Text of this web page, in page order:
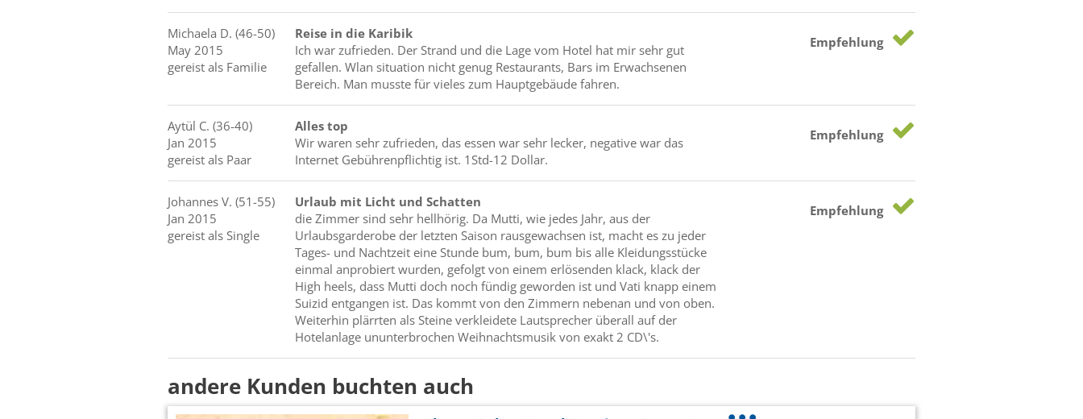
Michaela D. (46-50)
May 2015
gereist als Familie
Reise in die Karibik
Ich war zufrieden. Der Strand und die Lage vom Hotel hat mir sehr gut
gefallen. Wlan situation nicht genug Restaurants, Bars im Erwachsenen
Bereich. Man musste für vieles zum Hauptgebäude fahren.
Empfehlung
Aytül C. (36-40)
Jan 2015
gereist als Paar
Alles top
Wir waren sehr zufrieden, das essen war sehr lecker, negative war das
Internet Gebührenpflichtig ist. 1Std-12 Dollar.
Empfehlung
Johannes V. (51-55)
Jan 2015
gereist als Single
Urlaub mit Licht und Schatten
die Zimmer sind sehr hellhörig. Da Mutti, wie jedes Jahr, aus der
Urlaubsgarderobe der letzten Saison rausgewachsen ist, macht es zu jeder
Tages- und Nachtzeit eine Stunde bum, bum, bum bis alle Kleidungsstücke
einmal anprobiert wurden, gefolgt von einem erlösenden klack, klack der
High heels, dass Mutti doch noch fündig geworden ist und Vati knapp einem
Suizid entgangen ist. Das kommt von den Zimmern nebenan und von oben.
Weiterhin plärrten als Steine verkleidete Lautsprecher überall auf der
Hotelanlage ununterbrochen Weihnachtsmusik von exakt 2 CD\'s.
Empfehlung
andere Kunden buchten auch